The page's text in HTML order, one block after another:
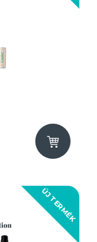
ÚJ TERMÉK